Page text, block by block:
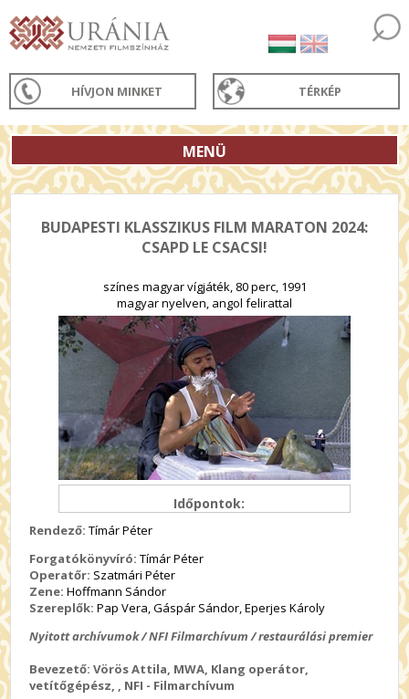
HÍVJON MINKET TÉRKÉP
MENÜ
BUDAPESTI KLASSZIKUS FILM MARATON 2024:
CSAPD LE CSACSI!
színes magyar vígjáték, 80 perc, 1991
magyar nyelven, angol felirattal
Időpontok:
Rendező: Tímár Péter
Forgatókönyvíró: Tímár Péter
Operatőr: Szatmári Péter
Zene: Hoffmann Sándor
Szereplők: Pap Vera, Gáspár Sándor, Eperjes Károly
Nyitott archívumok / NFI Filmarchívum / restaurálási premier
Bevezető: Vörös Attila, MWA, Klang operátor,
vetítőgépész, , NFI - Filmarchívum